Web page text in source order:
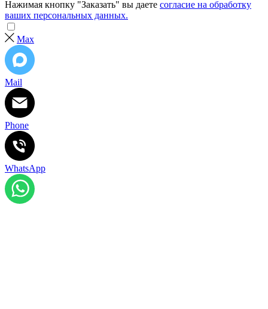
Нажимая кнопку "Заказать" вы даете согласие на обработку
ваших персональных данных.
Max
Mail
Phone
WhatsApp